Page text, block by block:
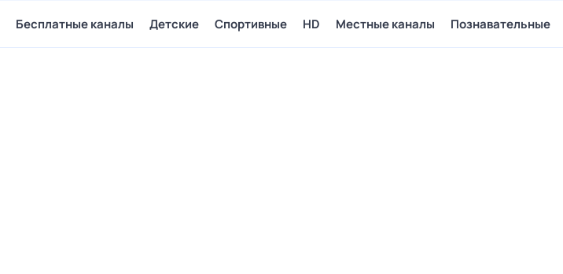
Бесплатные каналы Детские Спортивные HD Местные каналы Познавательные